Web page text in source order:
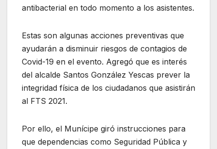
antibacterial en todo momento a los asistentes.
Estas son algunas acciones preventivas que
ayudarán a disminuir riesgos de contagios de
Covid-19 en el evento. Agregó que es interés
del alcalde Santos González Yescas prever la
integridad física de los ciudadanos que asistirán
al FTS 2021.
Por ello, el Munícipe giró instrucciones para
que dependencias como Seguridad Pública y